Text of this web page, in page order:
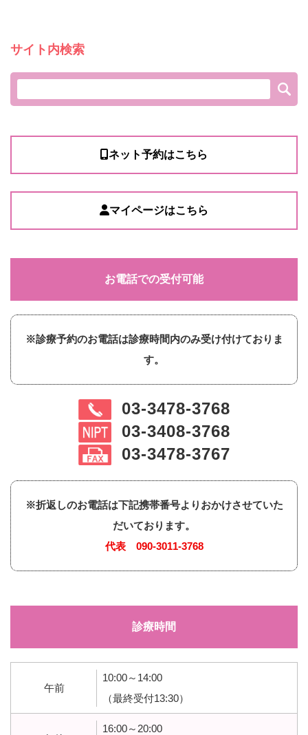
サイト内検索
ネット予約はこちら
マイページはこちら
お電話での受付可能
※診療予約のお電話は診療時間内のみ受け付けておりま
す。
03-3478-3768
03-3408-3768
03-3478-3767
※折返しのお電話は下記携帯番号よりおかけさせていた
だいております。
代表 090-3011-3768
診療時間
午前
10:00～14:00
（最終受付13:30）
16:00～20:00